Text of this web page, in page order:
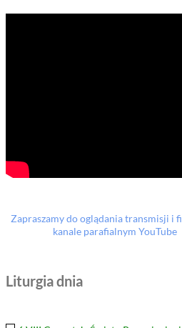
Zapraszamy do oglądania transmisji i
kanale parafialnym YouTube
Liturgia dnia